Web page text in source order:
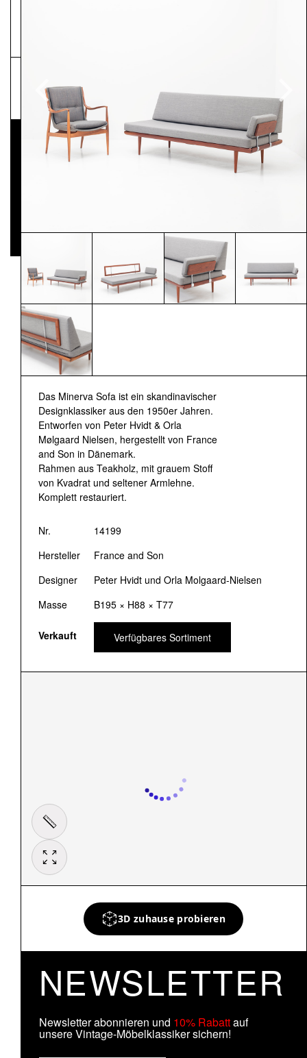
Das Minerva Sofa ist ein skandinavischer
Designklassiker aus den 1950er Jahren.
Entworfen von Peter Hvidt & Orla
Mølgaard Nielsen, hergestellt von France
and Son in Dänemark.
Rahmen aus Teakholz, mit grauem Stoff
von Kvadrat und seltener Armlehne.
Komplett restauriert.
Nr.
14199
Hersteller
France and Son
Designer
Peter Hvidt und Orla Molgaard-Nielsen
Masse
B195 × H88 × T77
Verkauft Verfügbares Sortiment
3D zuhause probieren
NEWSLETTER
Newsletter abonnieren und 10% Rabattauf
unsere Vintage-Möbelklassiker sichern!
Pressematerial